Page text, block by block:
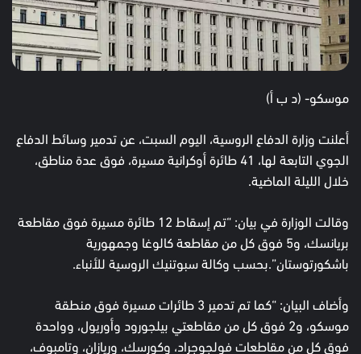
موسكو- (د ب أ)
أعلنت وزارة الدفاع الروسية، اليوم السبت، عن تدمير وسائط الدفاع
الجوي التابعة لها، 41 طائرة أوكرانية مسيرة، فوق عدة مناطق،
خلال الليلة الماضية.
وقالت الوزارة في بيان: “تم إسقاط 12 طائرة مسيرة فوق مقاطعة
بريانسك، و5 فوق كل من مقاطعة كالوغا وجمهورية
باشكورتوستان”.بحسب وكالة سبوتنيك الروسية للأنباء.
وأضاف البيان: “كما تم تدمير 3 طائرات مسيرة فوق منطقة
موسكو، و2 فوق كل من مقاطعتي بيلجورود وأوريول، وواحدة
فوق كل من مقاطعات فولجوجراد، وكورسك، وريازان، وتامبوف،